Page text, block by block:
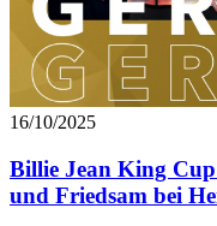
weiteren Daten
haben oder die sie
gesammelt haben. Die
jederzeit über den
angepasst werden.
16/10/2025
Billie Jean King
und Friedsam bei